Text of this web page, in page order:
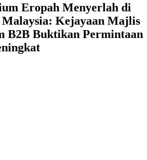
Eropah Menyerlah di
Kejayaan Majlis
B2B Buktikan Permintaan